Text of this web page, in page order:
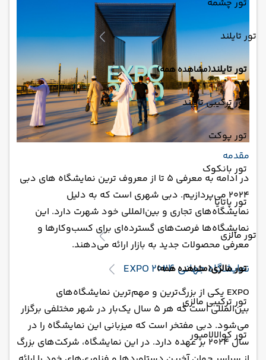
تور چشمه
تور تایلند
تور تایلند(مشاهده همه)
تور ترکیبی تایلند
تور پوکت
تور بانکوک
تور پاتایا
تور مالزی
تور مالزی(مشاهده همه)
تور ترکیبی مالزی
تور کوالالامپور
‏مقدمه
در ادامه به معرفی 5 تا از معروف ترین نمایشگاه های دبی
2024 می‌پردازیم. دبی شهری است که به دلیل
نمایشگاه‌های تجاری و بین‌المللی خود شهرت دارد. این
نمایشگاه‌ها فرصت‌های گسترده‌ای برای کسب‌وکارها و
معرفی محصولات جدید به بازار ارائه می‌دهند.
‏نمایشگاه جهانی EXPO 2024
EXPO یکی از بزرگ‌ترین و مهم‌ترین نمایشگاه‌های
بین‌المللی است که هر ۵ سال یک‌بار در شهر مختلفی برگزار
می‌شود. دبی مفتخر است که میزبانی این نمایشگاه را در
سال ۲۰۲۴ بر عهده دارد. در این نمایشگاه، شرکت‌های بزرگ